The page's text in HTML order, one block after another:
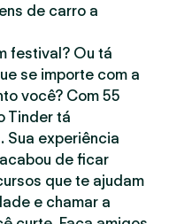
de carro a
festival? Ou tá
se importe com a
você? Com 55
Tinder tá
Sua experiência
de ficar
que te ajudam
e chamar a